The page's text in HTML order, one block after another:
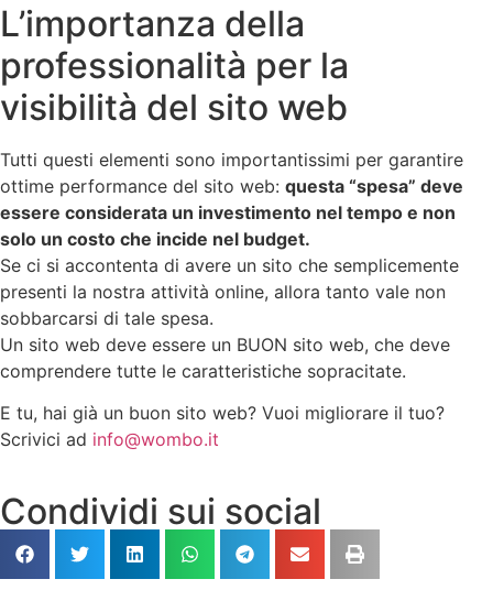
L’importanza della
professionalità per la
visibilità del sito web
Tutti questi elementi sono importantissimi per garantire
ottime performance del sito web: questa “spesa” deve
essere considerata un investimento nel tempo e non
solo un costo che incide nel budget.
Se ci si accontenta di avere un sito che semplicemente
presenti la nostra attività online, allora tanto vale non
sobbarcarsi di tale spesa.
Un sito web deve essere un BUON sito web, che deve
comprendere tutte le caratteristiche sopracitate.
E tu, hai già un buon sito web? Vuoi migliorare il tuo?
Scrivici ad info@wombo.it
Condividi sui social